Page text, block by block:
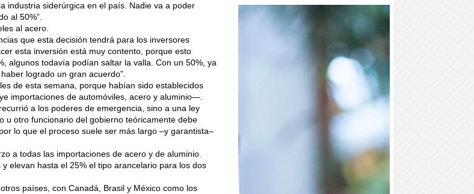
industria siderúrgica en el país. Nadie va a poder
al 50%”.
al acero.
que esta decisión tendrá para los inversores
esta inversión está muy contento, porque esto
algunos todavía podían saltar la valla. Con un 50%, ya
logrado un gran acuerdo”.
de esta semana, porque habían sido establecidos
importaciones de automóviles, acero y aluminio—.
a los poderes de emergencia, sino a una ley
u otro funcionario del gobierno teóricamente debe
lo que el proceso suele ser más largo –y garantista–
a todas las importaciones de acero y de aluminio.
elevan hasta el 25% el tipo arancelario para los dos
países, con Canadá, Brasil y México como los